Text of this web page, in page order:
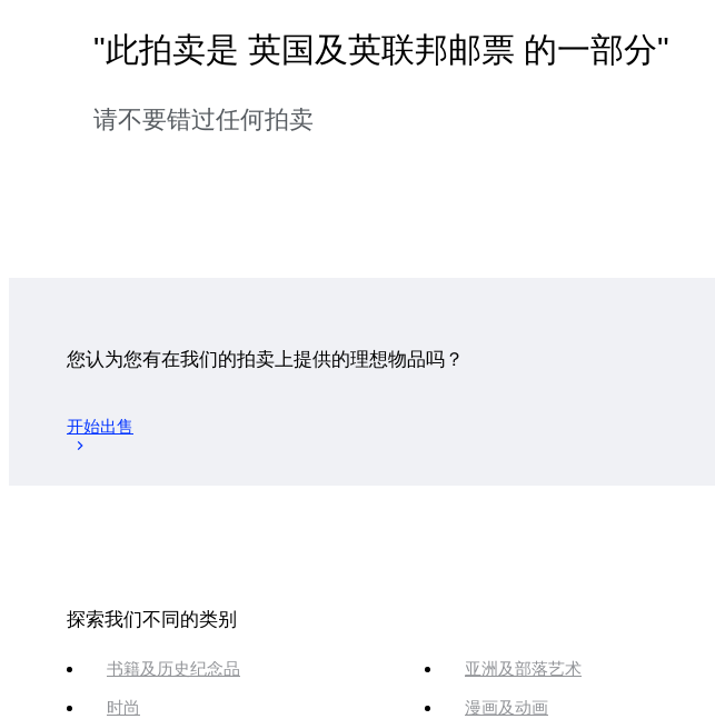
"此拍卖是 英国及英联邦邮票 的一部分"
请不要错过任何拍卖
您认为您有在我们的拍卖上提供的理想物品吗？
开始出售
探索我们不同的类别
书籍及历史纪念品 亚洲及部落艺术
时尚 漫画及动画